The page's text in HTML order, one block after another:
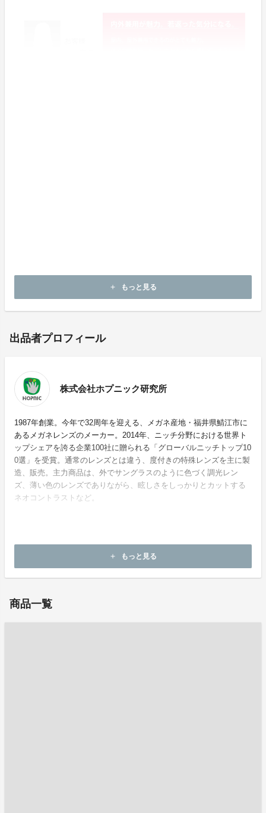
add もっと見る
出品者プロフィール
株式会社ホプニック研究所
1987年創業。今年で32周年を迎える、メガネ産地・福井県鯖江市に
あるメガネレンズのメーカー。2014年、ニッチ分野における世界ト
ップシェアを誇る企業100社に贈られる「グローバルニッチトップ10
0選」を受賞。通常のレンズとは違う、度付きの特殊レンズを主に製
造、販売。主力商品は、外でサングラスのように色づく調光レン
ズ、薄い色のレンズでありながら、眩しさをしっかりとカットする
ネオコントラストなど。
add もっと見る
商品一覧